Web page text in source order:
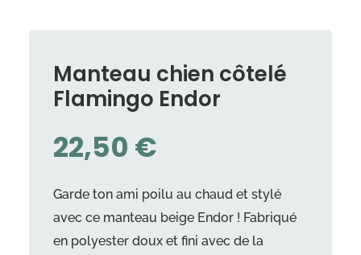
Manteau chien côtelé
Flamingo Endor
22,50 €
Garde ton ami poilu au chaud et stylé
avec ce manteau beige Endor ! Fabriqué
en polyester doux et fini avec de la